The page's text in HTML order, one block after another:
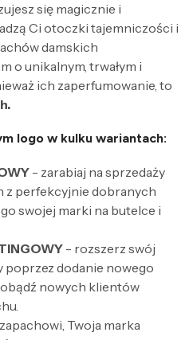
się magicznie i
Ci otoczki tajemniczości i
damskich
o unikalnym, trwałym i
ich zaperfumowanie, to
logo w kulku wariantach:
- zarabiaj na sprzedaży
z perfekcyjnie dobranych
swojej marki na butelce i
- rozszerz swój
dodanie nowego
nowych klientów
Twoja marka